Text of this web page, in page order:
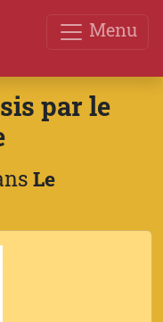
Menu
par le
Le